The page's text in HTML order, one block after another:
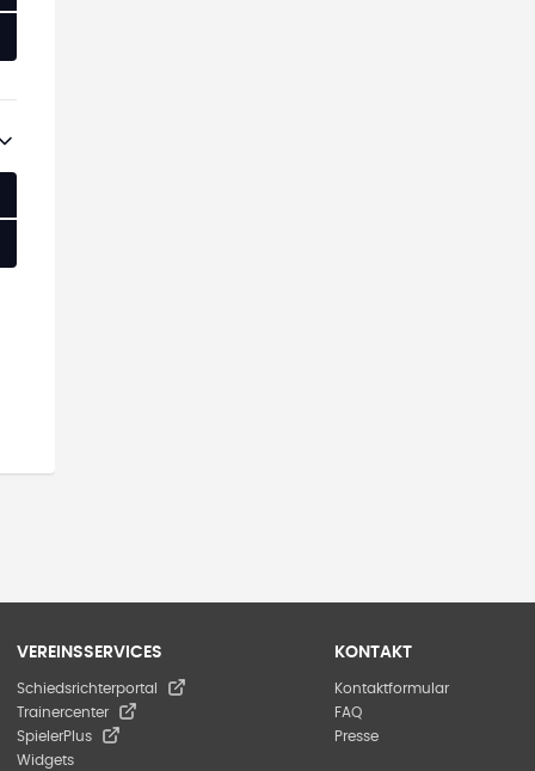
VEREINSSERVICES
Schiedsrichterportal
Trainercenter
SpielerPlus
Widgets
KONTAKT
Kontaktformular
FAQ
Presse